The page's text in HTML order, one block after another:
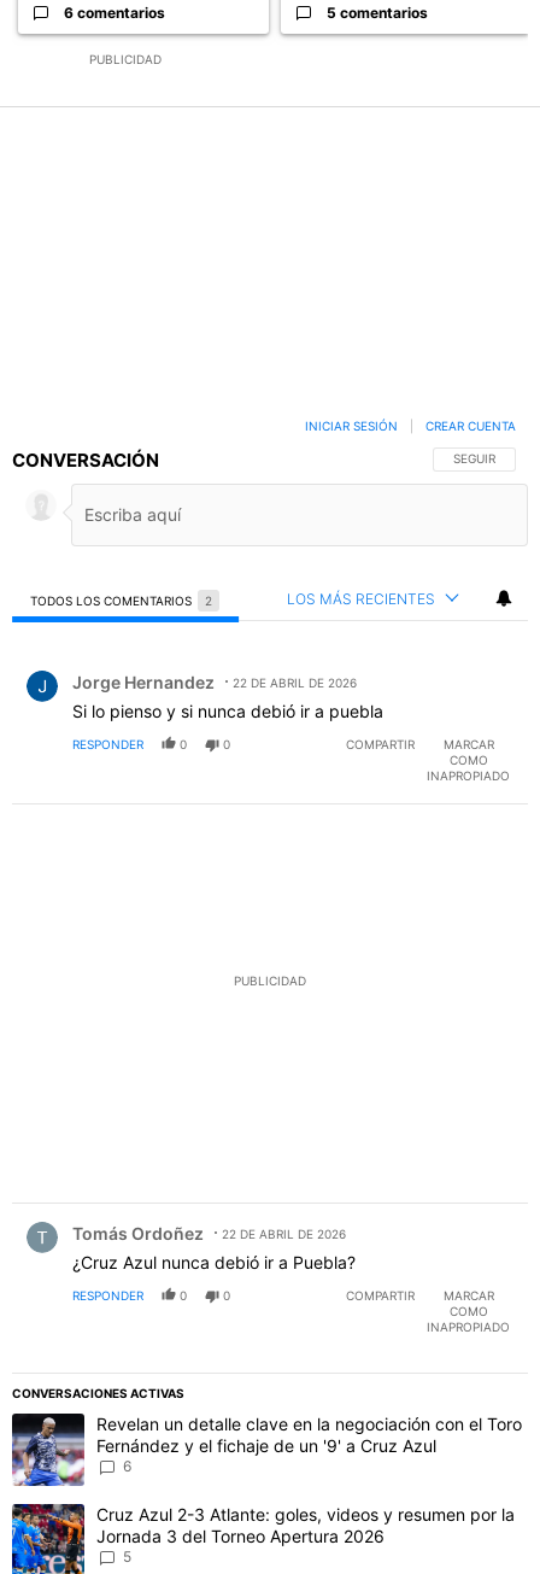
PUBLICIDAD
6 comentarios 5 comentarios
CONVERSACIÓN SIGA ESTA
SEGUIR
INICIAR SESIÓN CREAR CUENTA
TODOS LOS COMENTARIOS 2 LOS MÁS RECIENTES
Jorge Hernandez 22 DE ABRIL DE 2026
Si lo pienso y si nunca debió ir a puebla
RESPONDER 0 0 COMPARTIR
MARCAR
COMO
INAPROPIADO
PUBLICIDAD
Tomás Ordoñez 22 DE ABRIL DE 2026
¿Cruz Azul nunca debió ir a Puebla?
RESPONDER 0 0 COMPARTIR
MARCAR
COMO
INAPROPIADO
CONVERSACIONES ACTIVAS
Este listado muestra los artículos con más comentarios en los
Un artículo de tendencia con el título "Revelan un detalle clave
Revelan un detalle clave en la negociación con el Toro
Fernández y el fichaje de un '9' a Cruz Azul
6
Un artículo de tendencia con el título "Cruz Azul 2-3 Atlante:
Cruz Azul 2-3 Atlante: goles, videos y resumen por la
Jornada 3 del Torneo Apertura 2026
5